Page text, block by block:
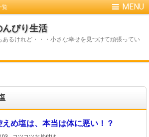
覧
んびり生活
るけれど・・・小さな幸せを見つけて頑張ってい
えめ塩は、本当は体に悪い！？